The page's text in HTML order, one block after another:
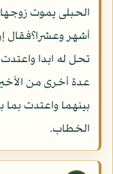
الحبلى يموت
أشهر وعشرا؟فقال
تحل له ابدا
عدة أخرى من
بينهما واعتدت
الخطاب.